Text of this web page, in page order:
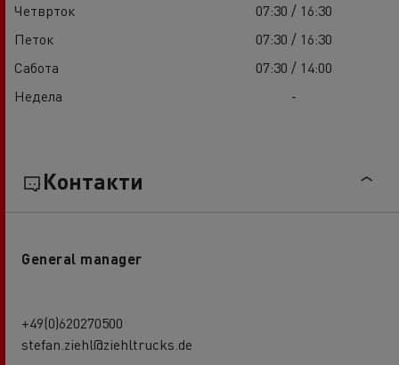
Четврток
07:30 / 16:30
Петок
07:30 / 16:30
Сабота
07:30 / 14:00
Недела
-
Контакти
General manager
+49(0)620270500
stefan.ziehl@ziehltrucks.de